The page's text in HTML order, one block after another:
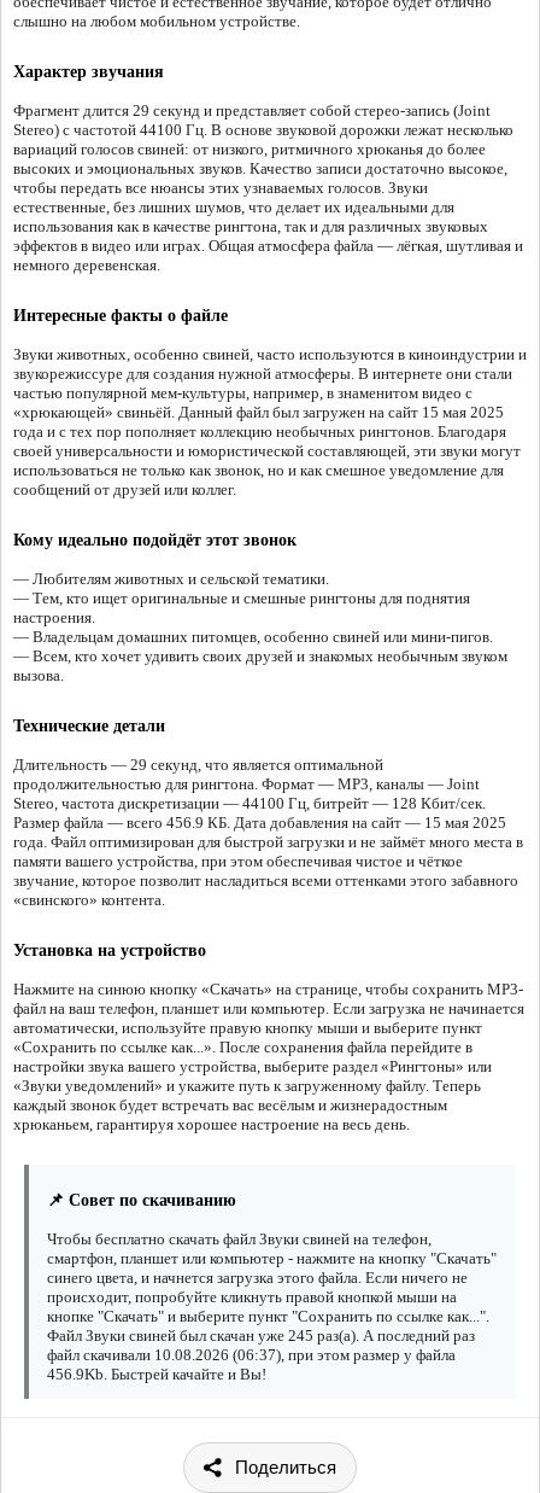
слышно на любом мобильном устройстве.
Характер звучания
Фрагмент длится 29 секунд и представляет собой стерео-запись (Joint
Stereo) с частотой 44100 Гц. В основе звуковой дорожки лежат несколько
вариаций голосов свиней: от низкого, ритмичного хрюканья до более
высоких и эмоциональных звуков. Качество записи достаточно высокое,
чтобы передать все нюансы этих узнаваемых голосов. Звуки
естественные, без лишних шумов, что делает их идеальными для
использования как в качестве рингтона, так и для различных звуковых
эффектов в видео или играх. Общая атмосфера файла — лёгкая, шутливая и
немного деревенская.
Интересные факты о файле
Звуки животных, особенно свиней, часто используются в киноиндустрии и
звукорежиссуре для создания нужной атмосферы. В интернете они стали
частью популярной мем-культуры, например, в знаменитом видео с
«хрюкающей» свиньёй. Данный файл был загружен на сайт 15 мая 2025
года и с тех пор пополняет коллекцию необычных рингтонов. Благодаря
своей универсальности и юмористической составляющей, эти звуки могут
использоваться не только как звонок, но и как смешное уведомление для
сообщений от друзей или коллег.
Кому идеально подойдёт этот звонок
— Любителям животных и сельской тематики.
— Тем, кто ищет оригинальные и смешные рингтоны для поднятия
настроения.
— Владельцам домашних питомцев, особенно свиней или мини-пигов.
— Всем, кто хочет удивить своих друзей и знакомых необычным звуком
вызова.
Технические детали
Длительность — 29 секунд, что является оптимальной
продолжительностью для рингтона. Формат — MP3, каналы — Joint
Stereo, частота дискретизации — 44100 Гц, битрейт — 128 Кбит/сек.
Размер файла — всего 456.9 КБ. Дата добавления на сайт — 15 мая 2025
года. Файл оптимизирован для быстрой загрузки и не займёт много места в
памяти вашего устройства, при этом обеспечивая чистое и чёткое
звучание, которое позволит насладиться всеми оттенками этого забавного
«свинского» контента.
Установка на устройство
Нажмите на синюю кнопку «Скачать» на странице, чтобы сохранить MP3-
файл на ваш телефон, планшет или компьютер. Если загрузка не начинается
автоматически, используйте правую кнопку мыши и выберите пункт
«Сохранить по ссылке как...». После сохранения файла перейдите в
настройки звука вашего устройства, выберите раздел «Рингтоны» или
«Звуки уведомлений» и укажите путь к загруженному файлу. Теперь
каждый звонок будет встречать вас весёлым и жизнерадостным
хрюканьем, гарантируя хорошее настроение на весь день.
📌 Совет по скачиванию
Чтобы бесплатно скачать файл Звуки свиней на телефон,
смартфон, планшет или компьютер - нажмите на кнопку "Скачать"
синего цвета, и начнется загрузка этого файла. Если ничего не
происходит, попробуйте кликнуть правой кнопкой мыши на
кнопке "Скачать" и выберите пункт "Сохранить по ссылке как...".
Файл Звуки свиней был скачан уже 245 раз(а). А последний раз
файл скачивали 10.08.2026 (06:37), при этом размер у файла
456.9Kb. Быстрей качайте и Вы!
Поделиться